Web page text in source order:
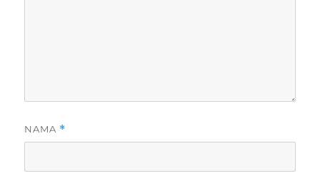
NAMA *